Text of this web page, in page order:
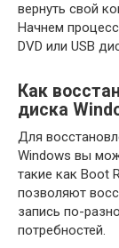
вернуть свой
Начнем процесс
DVD или USB
Как
диска
Для
Windows вы
такие как Boot
позволяют
запись по-
потребностей.